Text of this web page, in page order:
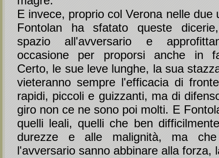
E invece, proprio col Verona nelle due
Fontolan ha sfatato queste
spazio all'avversario e
occasione per proporsi anche in
Certo, le sue leve lunghe, la sua
vieteranno sempre l'efficacia di
rapidi, piccoli e guizzanti, ma di
giro non ce ne sono poi molti. E
quelli leali, quelli che ben
durezze e alle malignità, ma
l'avversario sanno abbinare alla forza,